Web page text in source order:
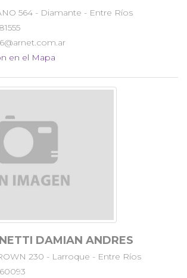
564 - Diamante - Entre Ríos
en el Mapa
DAMIAN ANDRES
230 - Larroque - Entre Ríos